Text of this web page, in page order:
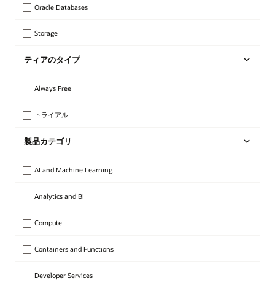
Oracle Databases
Storage
ティアのタイプ
Always Free
トライアル
製品カテゴリ
AI and Machine Learning
Analytics and BI
Compute
Containers and Functions
Developer Services